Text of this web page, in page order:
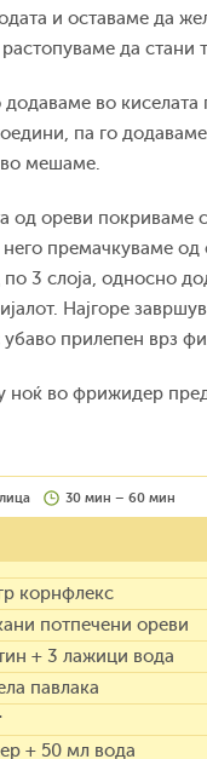
и оставаме да
да стани
додаваме во киселата
па го
мешаме.
од ореви покриваме
премачкуваме од
3 слоја, односно
Најгоре
убаво прилепен врз
ноќ во фрижидер
30 мин – 60 мин
корнфлекс
потпечени ореви
+ 3 лажици вода
павлака
+ 50 мл вода